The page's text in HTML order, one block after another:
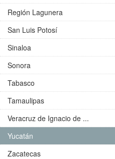
Región Lagunera
San Luis Potosí
Sinaloa
Sonora
Tabasco
Tamaulipas
Veracruz de Ignacio de ...
Yucatán
Zacatecas